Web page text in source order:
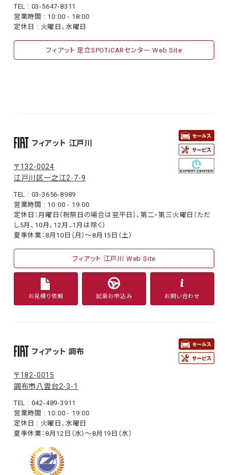
TEL : 03-5647-8311
営業時間 : 10:00 - 18:00
定休日 : 火曜日、水曜日
フィアット 足立SPOTiCARセンター Web Site
フィアット 江戸川
〒132-0024
江戸川区一之江2-7-9
TEL : 03-3656-8989
営業時間 : 10:00 - 19:00
定休日：月曜日（祝祭日の場合は翌平日）、第二・第三火曜日（ただ
し5月、10月、12月、1月は除く）
夏季休業：8月10日（月）〜8月15日（土）
フィアット 江戸川 Web Site
お見積り依頼 試乗お申込み お問い合わせ
フィアット 調布
〒182-0015
調布市八雲台2-3-1
TEL : 042-489-3911
営業時間 : 10:00 - 19:00
定休日 : 火曜日、水曜日
夏季休業：8月12日（水）〜8月19日（水）